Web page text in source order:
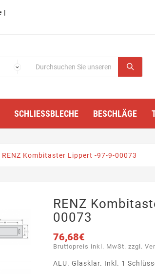
|
SCHLIESSBLECHE BESCHLÄGE
RENZ Kombitaster Lippert -97-9-00073
RENZ
00073
76,68€
Bruttopreis inkl. MwSt. zzgl.
ALU. Glasklar. Inkl. 1